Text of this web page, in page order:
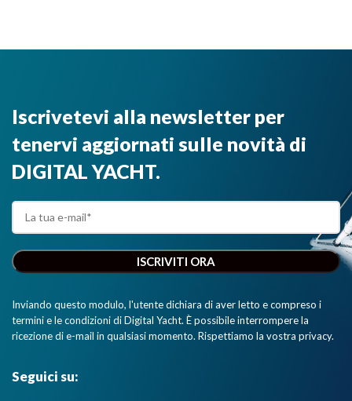
Iscrivetevi alla newsletter per
tenervi aggiornati sulle novità di
DIGITAL YACHT.
Inviando questo modulo, l'utente dichiara di aver letto e compreso i
termini e le condizioni di Digital Yacht. È possibile interrompere la
ricezione di e-mail in qualsiasi momento. Rispettiamo la vostra privacy.
Seguici su: